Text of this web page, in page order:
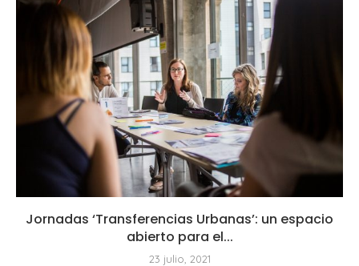
Jornadas ‘Transferencias Urbanas’: un espacio
abierto para el...
23 julio, 2021